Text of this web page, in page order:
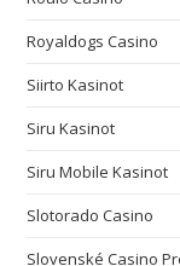
Royaldogs Casino
Siirto Kasinot
Siru Kasinot
Siru Mobile Kasinot
Slotorado Casino
Slovenské Casino